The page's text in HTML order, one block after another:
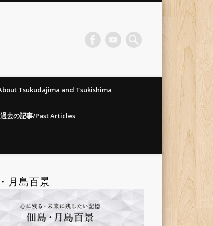
Nagaya-School
います。
Tsukudajima and Tsukishima
過去の記事/Past Articles
月島百景